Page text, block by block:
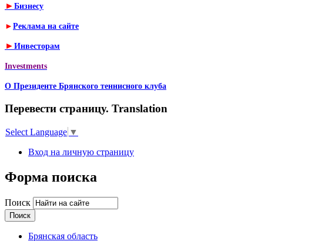
► Бизнесу
► Реклама на сайте
► Инвесторам
Investments
О Президенте Брянского теннисного клуба
Перевести страницу. Translation
Select Language ▼
Вход на личную страницу
Форма поиска
Поиск
Брянская область